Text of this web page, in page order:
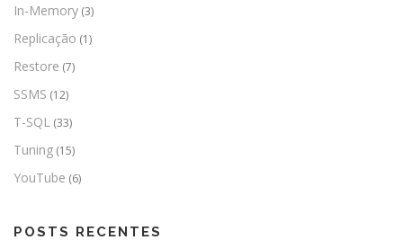
In-Memory (3)
Replicação (1)
Restore (7)
SSMS (12)
T-SQL (33)
Tuning (15)
YouTube (6)
POSTS RECENTES